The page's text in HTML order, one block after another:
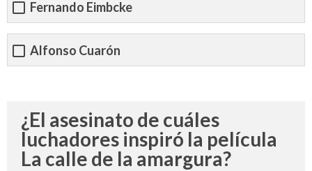
Fernando Eimbcke
Alfonso Cuarón
¿El asesinato de cuáles
luchadores inspiró la película
La calle de la amargura?